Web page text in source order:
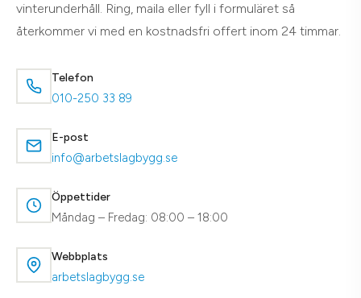
vinterunderhåll. Ring, maila eller fyll i formuläret så
återkommer vi med en kostnadsfri offert inom 24 timmar.
Telefon
010-250 33 89
E-post
info@arbetslagbygg.se
Öppettider
Måndag – Fredag: 08:00 – 18:00
Webbplats
arbetslagbygg.se